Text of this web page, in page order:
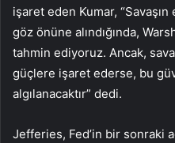
işaret eden Kumar,
göz önüne alındığında,
tahmin ediyoruz. Ancak,
güçlere işaret ederse, bu
algılanacaktır” dedi.
Jefferies, Fed’in bir sonraki